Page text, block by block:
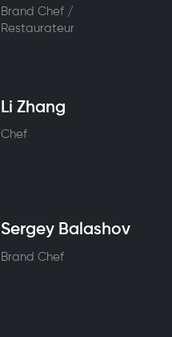
Brand Chef /
Restaurateur
Li Zhang
Chef
Sergey Balashov
Brand Chef